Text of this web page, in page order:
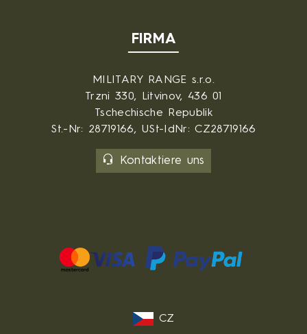
FIRMA
MILITARY RANGE s.r.o.
Trzni 330, Litvinov, 436 01
Tschechische Republik
St.-Nr: 28719166, USt-IdNr: CZ28719166
Kontaktiere uns
CZ